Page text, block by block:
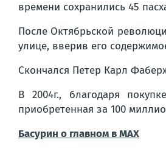
времени сохранились 45
После Октябрьской
улице, вверив его
Скончался Петер Карл
В 2004г., благодаря
приобретенная за 100
Басурин о главном вМАX